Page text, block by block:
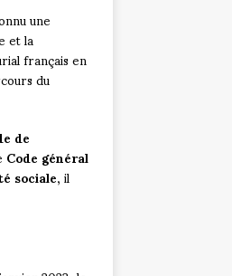
une
et la
français en
du
de
Code général
sociale, il